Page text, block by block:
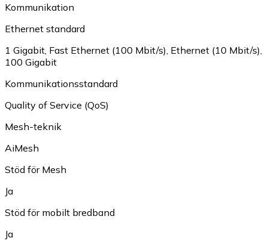
Kommunikation
Ethernet standard
1 Gigabit Fast Ethernet (100 Mbit/s) Ethernet (10 Mbit/s)
100 Gigabit
Kommunikationsstandard
Quality of Service (QoS)
Mesh-teknik
AiMesh
Stöd för Mesh
Ja
Stöd för mobilt bredband
Ja